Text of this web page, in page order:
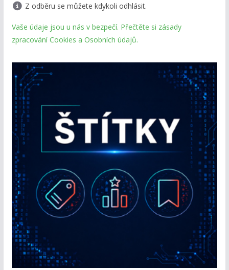
Z odběru se můžete kdykoli odhlásit.
Vaše údaje jsou u nás v bezpečí. Přečtěte si zásady
zpracování Cookies a Osobních údajů.